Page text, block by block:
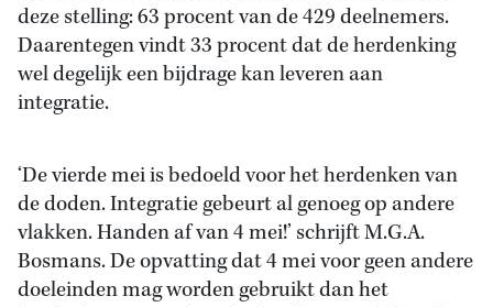
deze stelling: 63 procent van de 429 deelnemers.
Daarentegen vindt 33 procent dat de herdenking
wel degelijk een bijdrage kan leveren aan
integratie.
‘De vierde mei is bedoeld voor het herdenken van
de doden. Integratie gebeurt al genoeg op andere
vlakken. Handen af van 4 mei!’ schrijft M.G.A.
Bosmans. De opvatting dat 4 mei voor geen andere
doeleinden mag worden gebruikt dan het